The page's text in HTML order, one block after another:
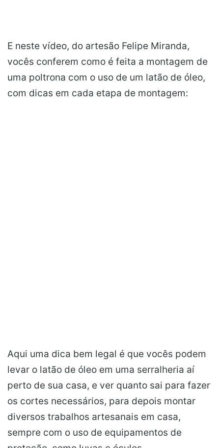
E neste vídeo, do artesão Felipe Miranda,
vocês conferem como é feita a montagem de
uma poltrona com o uso de um latão de óleo,
com dicas em cada etapa de montagem:
Aqui uma dica bem legal é que vocês podem
levar o latão de óleo em uma serralheria aí
perto de sua casa, e ver quanto sai para fazer
os cortes necessários, para depois montar
diversos trabalhos artesanais em casa,
sempre com o uso de equipamentos de